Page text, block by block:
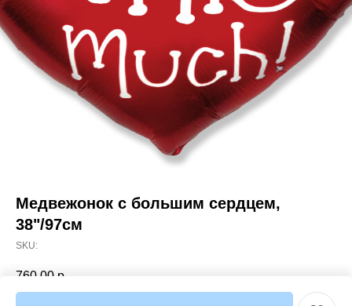
Медвежонок с большим сердцем,
38"/97см
SKU:
760,00 р.